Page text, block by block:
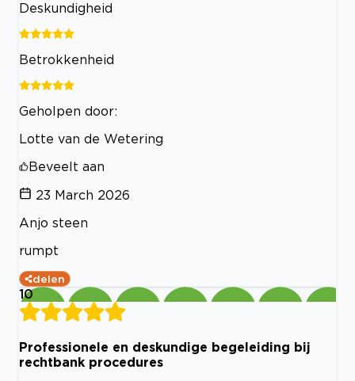
Deskundigheid
Betrokkenheid
Geholpen door:
Lotte van de Wetering
Beveelt aan
23 March 2026
Anjo steen
rumpt
delen
10
Professionele en deskundige begeleiding bij
rechtbank procedures